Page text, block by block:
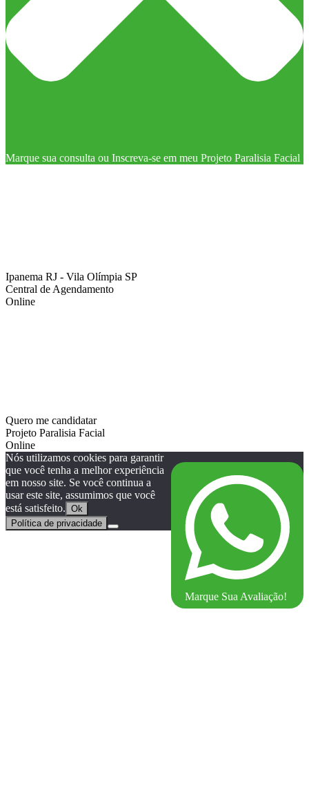
Marque sua consulta ou Inscreva-se em meu Projeto Paralisia Facial
Ipanema RJ - Vila Olímpia SP
Central de Agendamento
Online
Quero me candidatar
Projeto Paralisia Facial
Online
Marque Sua Avaliação!
Nós utilizamos cookies para garantir
que você tenha a melhor experiência
em nosso site. Se você continua a
usar este site, assumimos que você
está satisfeito. Ok
Política de privacidade